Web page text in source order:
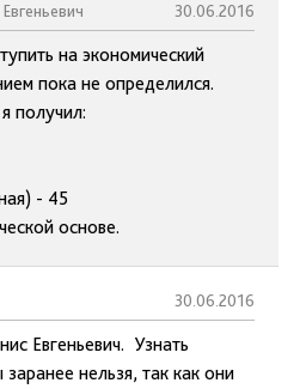
30.06.2016
на экономический
пока не определился.
получил:
- 45
основе.
30.06.2016
Евгеньевич. Узнать
нельзя, так как они